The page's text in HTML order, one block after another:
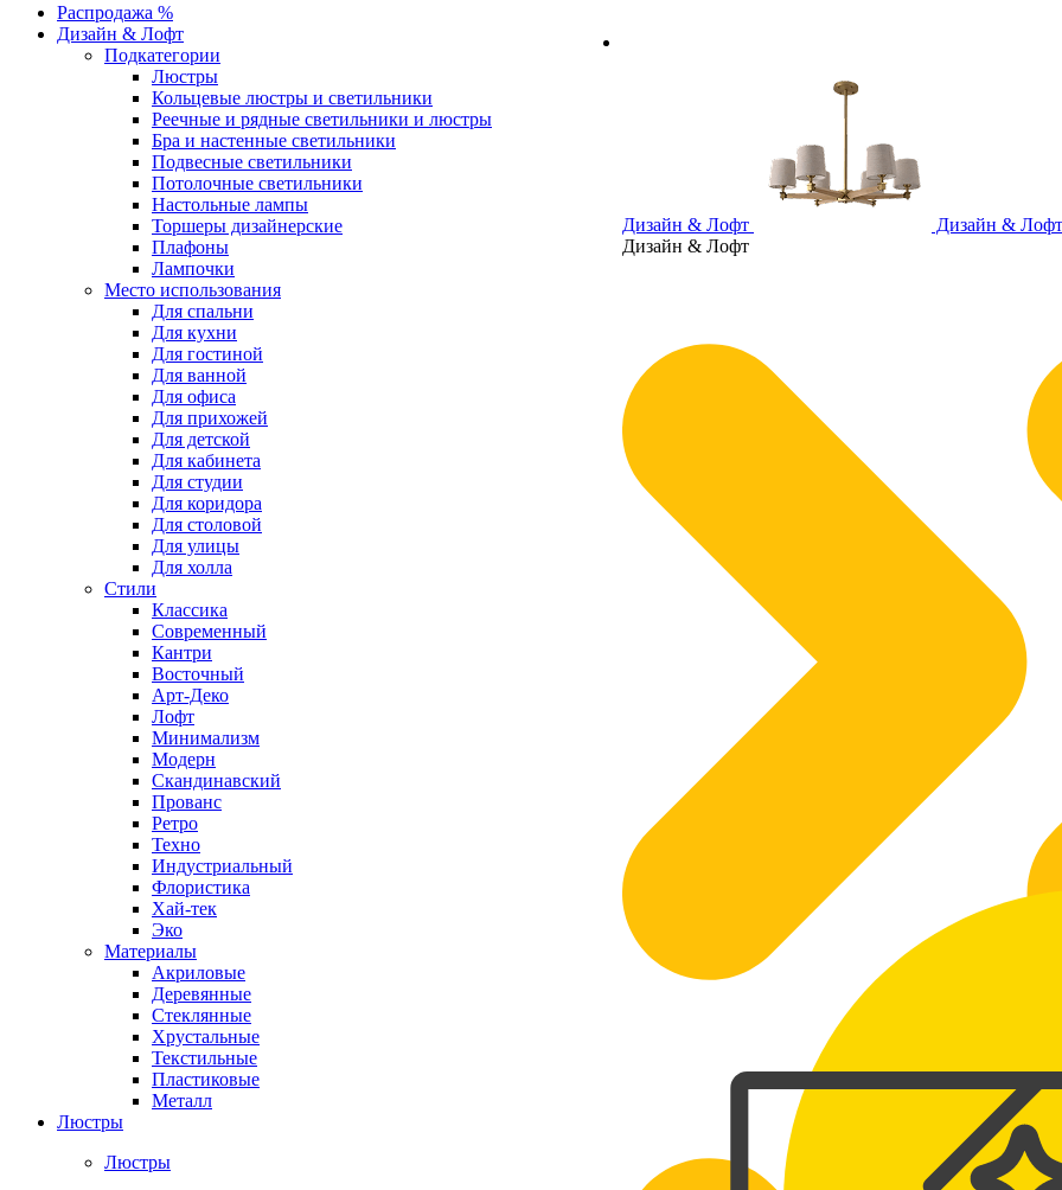
Дизайн & Лофт
Дизайн & Лофт
Дизайн & Лофт
Распродажа %
Дизайн & Лофт
Подкатегории
Люстры
Кольцевые люстры и светильники
Реечные и рядные светильники и люстры
Бра и настенные светильники
Подвесные светильники
Потолочные светильники
Настольные лампы
Торшеры дизайнерские
Плафоны
Лампочки
Место использования
Для спальни
Для кухни
Для гостиной
Для ванной
Для офиса
Для прихожей
Для детской
Для кабинета
Для студии
Для коридора
Для столовой
Для улицы
Для холла
Стили
Классика
Современный
Кантри
Восточный
Арт-Деко
Лофт
Минимализм
Модерн
Скандинавский
Прованс
Ретро
Техно
Индустриальный
Флористика
Хай-тек
Эко
Материалы
Акриловые
Деревянные
Стеклянные
Хрустальные
Текстильные
Пластиковые
Металл
Люстры
Люстры